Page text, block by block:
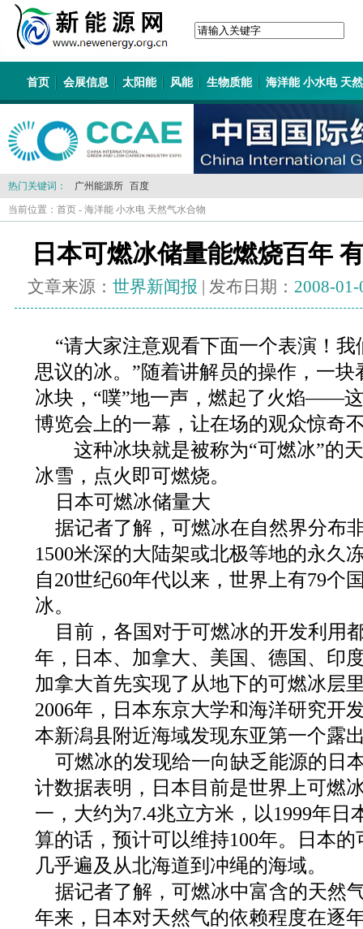
首页 会展信息 太阳能 风能 生物质能 海洋能 小水电 天
热门关键词： 广州能源所 百度
当前位置： 首页 - 海洋能 小水电 天然气水合物
日本可燃冰储量能燃烧百年
文章来源： 世界新闻报 | 发布日期： 2008-01-
“请大家注意观看下面一个表演！
思议的冰。”随着讲解员的操作，一
冰块，“噗”地一声，燃起了火焰——
博览会上的一幕，让在场的观众惊奇
这种冰块就是被称为“可燃冰”的天
冰雪，点火即可燃烧。
日本可燃冰储量大
据记者了解，可燃冰在自然界分布
1500米深的大陆架或北极等地的永久
自20世纪60年代以来，世界上有79个
冰。
目前，各国对于可燃冰的开发利用
年，日本、加拿大、美国、德国、印
加拿大首先实现了从地下的可燃冰层
2006年，日本东京大学和海洋研究开
本新潟县附近海域发现东亚第一个露
可燃冰的发现给一向缺乏能源的日
计数据表明，日本目前是世界上可燃
一，大约为7.4兆立方米，以1999年日
算的话，预计可以维持100年。日本
几乎遍及从北海道到冲绳的海域。
据记者了解，可燃冰中富含的天然
年来，日本对天然气的依赖程度在逐